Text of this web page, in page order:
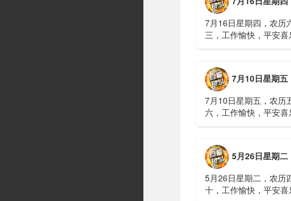
7月16日星期四，农历
三，工作愉快，平安喜
伊战争或升级，特朗普
议讨论大规模进攻3、
商住楼加装......
7月10日星期五，农历五月廿六，工作愉
7月10日星期五，农历
六，工作愉快，平安喜
山体滑坡：21名林场工
难，年龄最长者近6旬3
元高标......
5月26日星期二，农历四月初十，工作愉
5月26日星期二，农历
十，工作愉快，平安喜